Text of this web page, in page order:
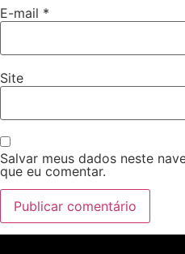
E-mail *
Site
Salvar meus dados neste
que eu comentar.